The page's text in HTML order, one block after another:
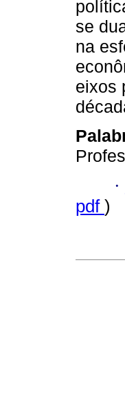
se
na
eixos
·
pdf )